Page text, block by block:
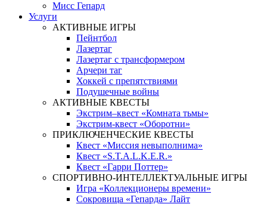
Мисс Гепард
Услуги
АКТИВНЫЕ ИГРЫ
Пейнтбол
Лазертаг
Лазертаг с трансформером
Арчери таг
Хоккей с препятствиями
Подушечные войны
АКТИВНЫЕ КВЕСТЫ
Экстрим–квест «Комната тьмы»
Экстрим-квест «Оборотни»
ПРИКЛЮЧЕНЧЕСКИЕ КВЕСТЫ
Квест «Миссия невыполнима»
Квест «S.T.A.L.K.E.R.»
Квест «Гарри Поттер»
СПОРТИВНО-ИНТЕЛЛЕКТУАЛЬНЫЕ ИГРЫ
Игра «Коллекционеры времени»
Сокровища «Гепарда» Лайт